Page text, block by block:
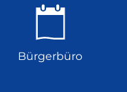
Bürgerbüro